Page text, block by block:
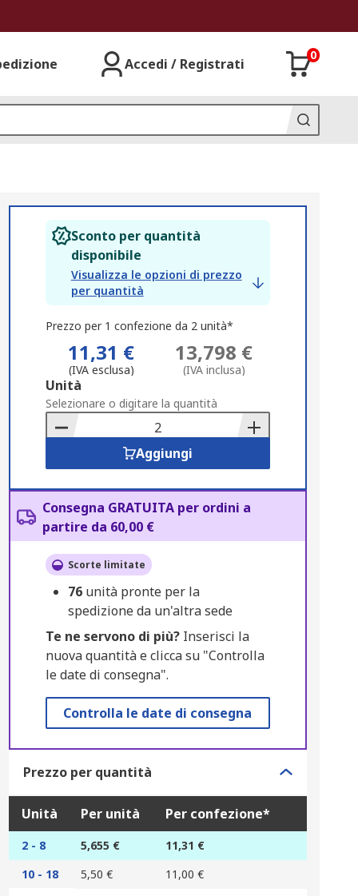
Accedi / Registrati
0
Sconto per quantità
disponibile
Visualizza le opzioni di prezzo
per quantità
Prezzo per 1 confezione da 2 unità*
11,31 €
(IVA esclusa)
13,798 €
(IVA inclusa)
Add
to
Basket
Unità
Selezionare o digitare la quantità
Aggiungi
Consegna GRATUITA per ordini a
partire da 60,00 €
Scorte limitate
76 unità pronte per la
spedizione da un'altra sede
Te ne servono di più?Inserisci la
nuova quantità e clicca su "Controlla
le date di consegna".
Controlla le date di consegna
Prezzo per quantità
Unità Per unità Per confezione*
2 - 8 5,655 €
11,31 €
10 - 18
5,50 €
11,00 €